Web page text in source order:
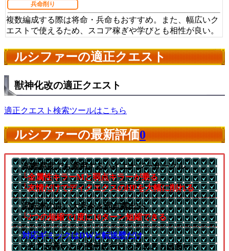
兵命削り
複数編成する際は将命・兵命もおすすめ。また、幅広いク
エストで使えるため、スコア稼ぎや学びとも相性が良い。
ルシファーの適正クエスト
獣神化改の適正クエスト
適正クエスト検索ツールはこちら
ルシファーの最新評価0
高難易度でも通用するハイエナジーサークル
└全属性キラーMと弱点キラーが乗る
└友情だけでディクエクスのHPを大幅に削れる
回転率の良い大号令＆弱点露出SS
└2つの短縮で1度に10ターン短縮できる
対応ギミックはDWと転送壁だけ
└火力が高いため強引に行けるクエストは多い